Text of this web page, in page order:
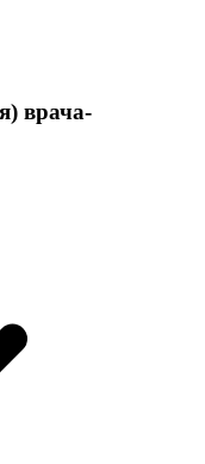
врача-